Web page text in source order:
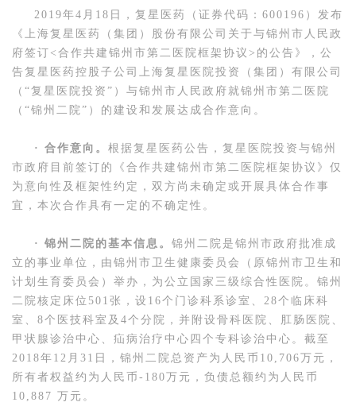
2019年4月18日，复星医药（证券代码：600196）发布
《上海复星医药（集团）股份有限公司关于与锦州市人民政
府签订<合作共建锦州市第二医院框架协议>的公告》，公
告复星医药控股子公司上海复星医院投资（集团）有限公司
（“复星医院投资”）与锦州市人民政府就锦州市第二医院
（“锦州二院”）的建设和发展达成合作意向。
· 合作意向。 根据复星医药公告，复星医院投资与锦州
市政府目前签订的《合作共建锦州市第二医院框架协议》仅
为意向性及框架性约定，双方尚未确定或开展具体合作事
宜，本次合作具有一定的不确定性。
· 锦州二院的基本信息。 锦州二院是锦州市政府批准成
立的事业单位，由锦州市卫生健康委员会（原锦州市卫生和
计划生育委员会）举办，为公立国家三级综合性医院。锦州
二院核定床位501张，设16个门诊科系诊室、28个临床科
室、8个医技科室及4个分院，并附设骨科医院、肛肠医院、
甲状腺诊治中心、疝病治疗中心四个专科诊治中心。截至
2018年12月31日，锦州二院总资产为人民币10,706万元，
所有者权益约为人民币-180万元，负债总额约为人民币
10,887 万元。